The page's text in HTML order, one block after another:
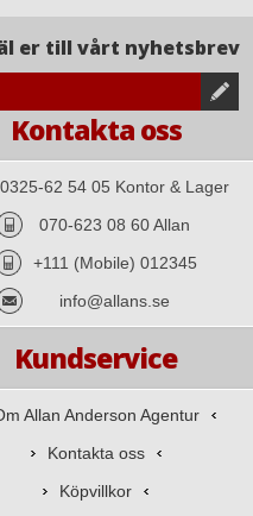
er till vårt nyhetsbrev
Kontakta oss
0325-62 54 05 Kontor & Lager
070-623 08 60 Allan
+111 (Mobile) 012345
info@allans.se
Kundservice
Allan Anderson Agentur
Kontakta oss
Köpvillkor